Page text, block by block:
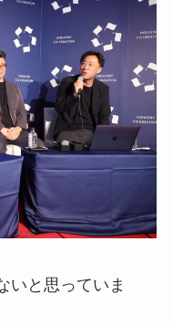
いと思っていま